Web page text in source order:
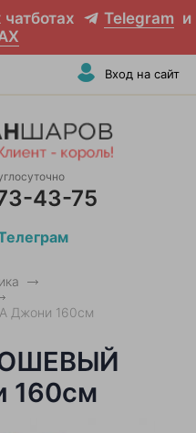
Telegram и
Вход на сайт
43-75
160см